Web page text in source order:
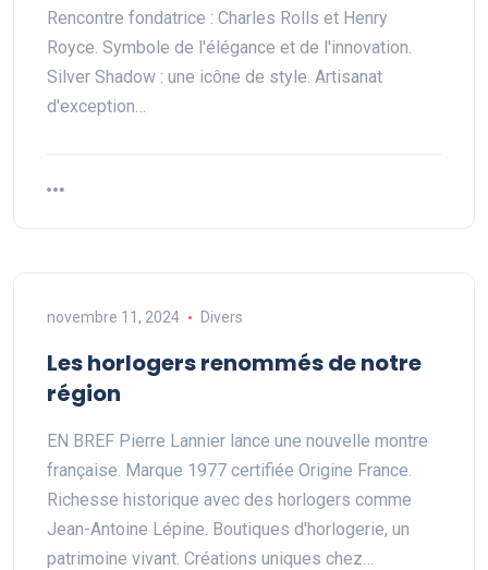
Rencontre fondatrice : Charles Rolls et Henry
Royce. Symbole de l'élégance et de l'innovation.
Silver Shadow : une icône de style. Artisanat
d'exception…
novembre 11, 2024 Divers
Les horlogers renommés de notre
région
EN BREF Pierre Lannier lance une nouvelle montre
française. Marque 1977 certifiée Origine France.
Richesse historique avec des horlogers comme
Jean-Antoine Lépine. Boutiques d'horlogerie, un
patrimoine vivant. Créations uniques chez…